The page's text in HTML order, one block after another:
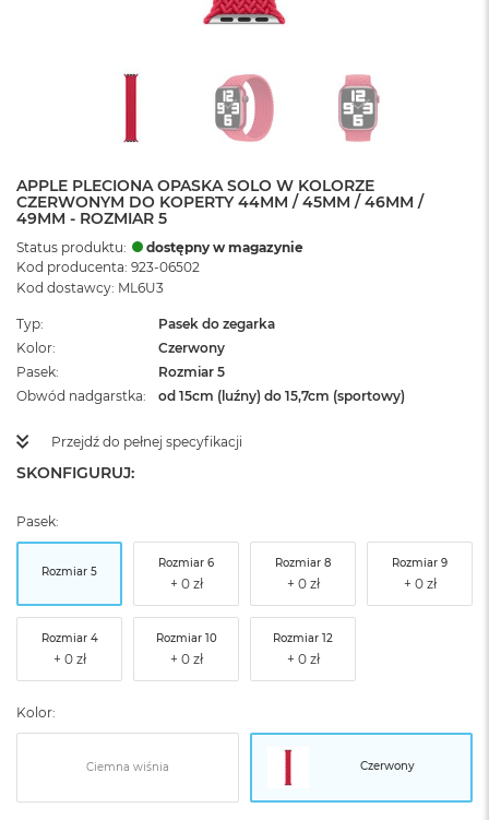
APPLE PLECIONA OPASKA SOLO W KOLORZE
CZERWONYM DO KOPERTY 44MM / 45MM / 46MM /
49MM - ROZMIAR 5
Status produktu:
dostępny w magazynie
Kod producenta: 923-06502
Kod dostawcy: ML6U3
Typ
Pasek do zegarka
Kolor
Czerwony
Pasek
Rozmiar 5
Obwód nadgarstka
od 15cm (luźny) do 15,7cm (sportowy)
Przejdź do pełnej specyfikacji
SKONFIGURUJ:
Pasek:
Rozmiar 5
Rozmiar 6 Rozmiar 8 Rozmiar 9
Rozmiar 4 Rozmiar 10 Rozmiar 12
Kolor:
Ciemna wiśnia Czerwony